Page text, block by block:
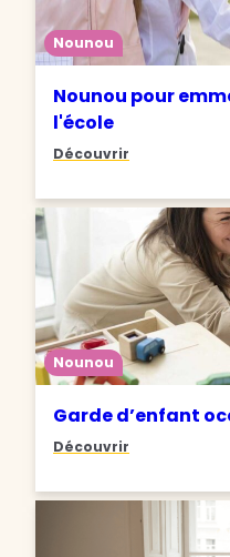
Nounou
Nounou pour
l'école
Découvrir
Nounou
Garde d’enfant
Découvrir